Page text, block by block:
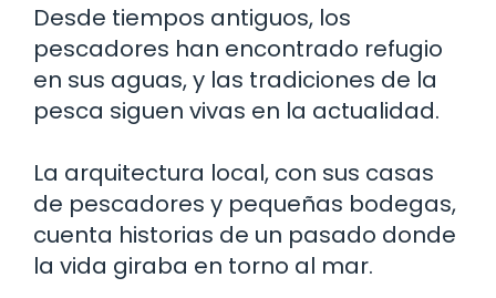
Desde tiempos antiguos, los
pescadores han encontrado refugio
en sus aguas, y las tradiciones de la
pesca siguen vivas en la actualidad.
La arquitectura local, con sus casas
de pescadores y pequeñas bodegas,
cuenta historias de un pasado donde
la vida giraba en torno al mar.